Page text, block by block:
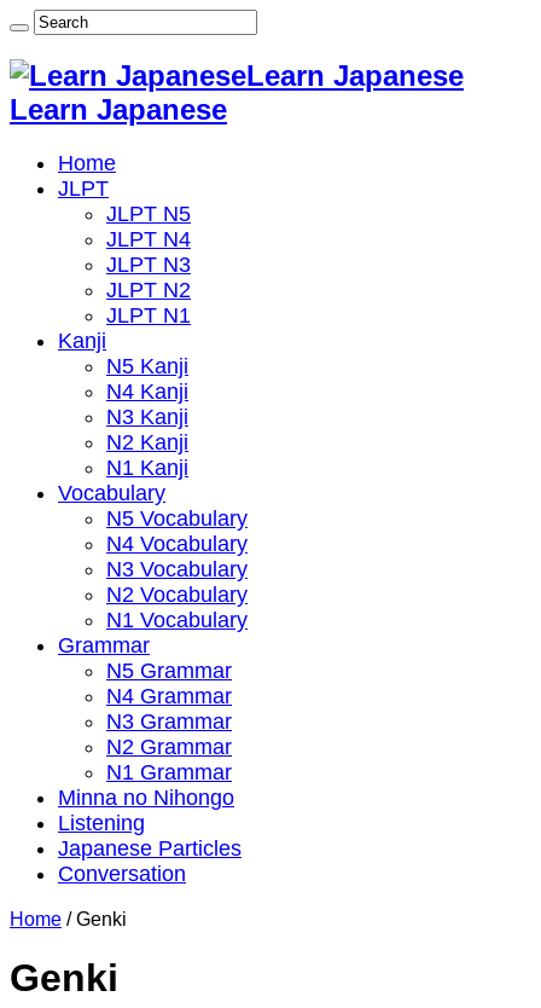
Learn Japanese
Learn Japanese
Home
JLPT
JLPT N5
JLPT N4
JLPT N3
JLPT N2
JLPT N1
Kanji
N5 Kanji
N4 Kanji
N3 Kanji
N2 Kanji
N1 Kanji
Vocabulary
N5 Vocabulary
N4 Vocabulary
N3 Vocabulary
N2 Vocabulary
N1 Vocabulary
Grammar
N5 Grammar
N4 Grammar
N3 Grammar
N2 Grammar
N1 Grammar
Minna no Nihongo
Listening
Japanese Particles
Conversation
Home / Genki
Genki